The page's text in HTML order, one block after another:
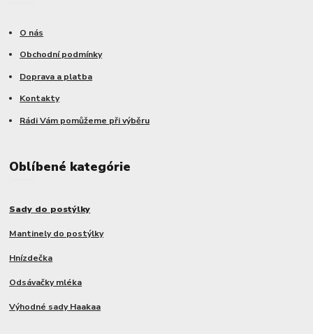
O nás
Obchodní podmínky
Doprava a platba
Kontakty
Rádi Vám pomůžeme při výběru
Oblíbené kategórie
Sady do postýlky
Mantinely do postýlky
Hnízdečka
Odsávačky mléka
Výhodné sady Haakaa